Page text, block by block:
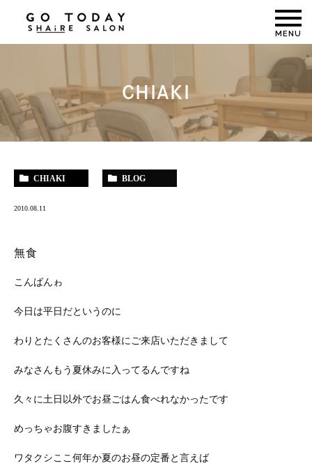
MENU
CHIAKI
CHIAKI BLOG
2010.08.11
無食
こんばんゎ
今日は平日だというのに
わりとたくさんのお客様にご来店いただきまして
みなさんもう夏休みに入ってるんですね
久々に土日以外でお昼ごはん食べれなかったです
めっちゃお腹すきましたぁ
ワタクシここ何年か夏のお昼の定番と言えば